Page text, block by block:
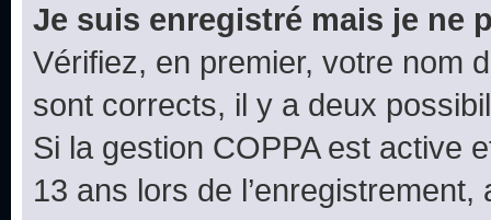
Je suis enregistré mais je ne
Vérifiez, en premier, votre nom
sont corrects, il y a deux
Si la gestion COPPA est active
13 ans lors de